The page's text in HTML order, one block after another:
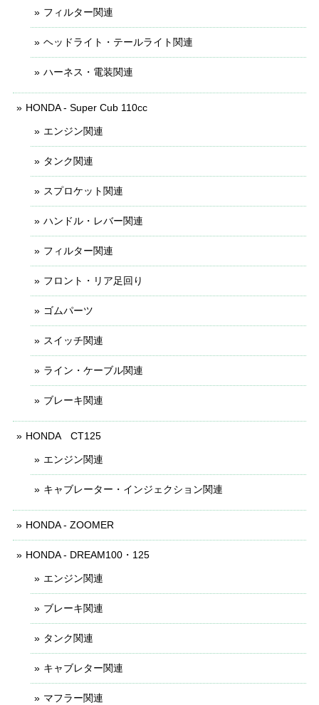
フィルター関連
ヘッドライト・テールライト関連
ハーネス・電装関連
HONDA - Super Cub 110cc
エンジン関連
タンク関連
スプロケット関連
ハンドル・レバー関連
フィルター関連
フロント・リア足回り
ゴムパーツ
スイッチ関連
ライン・ケーブル関連
ブレーキ関連
HONDA CT125
エンジン関連
キャブレーター・インジェクション関連
HONDA - ZOOMER
HONDA - DREAM100・125
エンジン関連
ブレーキ関連
タンク関連
キャブレター関連
マフラー関連